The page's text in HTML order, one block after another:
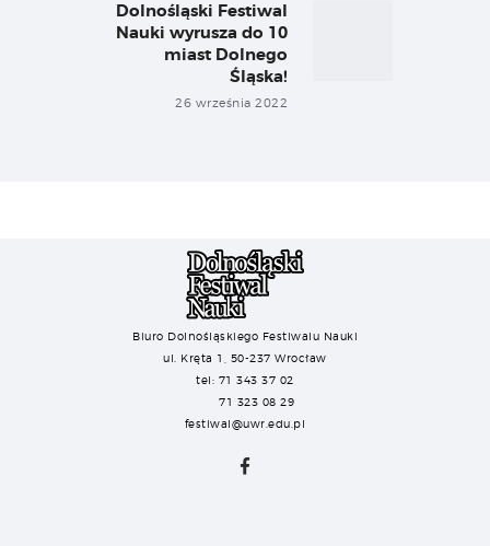
Dolnośląski Festiwal
Nauki wyrusza do 10
miast Dolnego
Śląska!
26 września 2022
Biuro Dolnośląskiego Festiwalu Nauki
ul. Kręta 1, 50-237 Wrocław
tel: 71 343 37 02
71 323 08 29
festiwal@uwr.edu.pl